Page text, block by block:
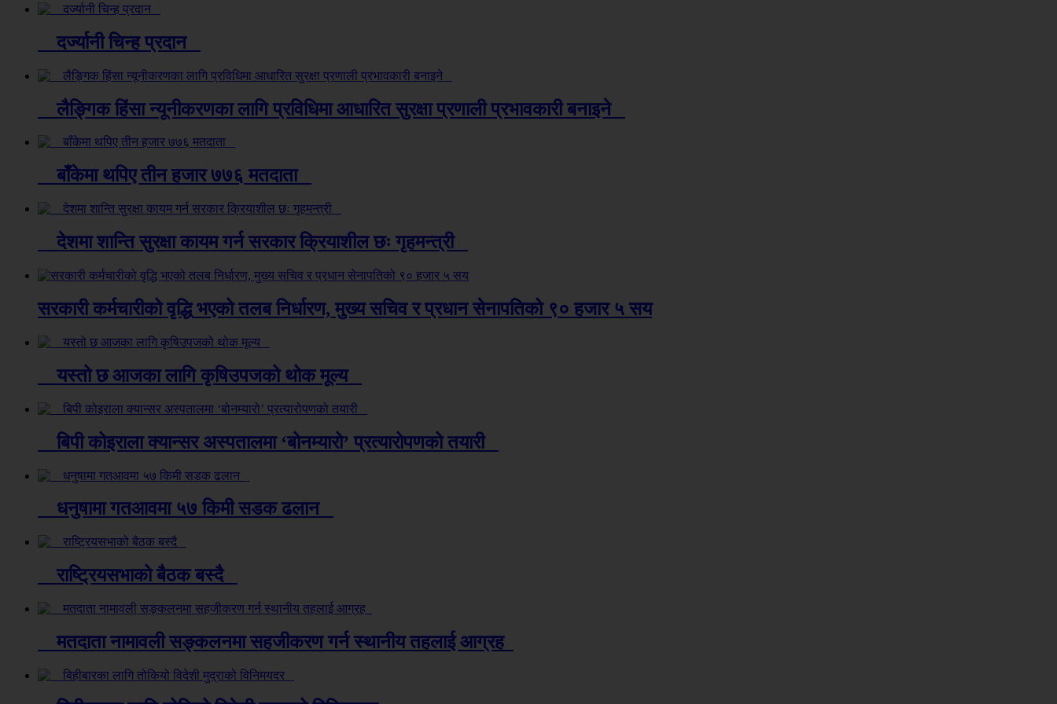
दर्ज्यानी चिन्ह प्रदान
लैङ्गिक हिंसा न्यूनीकरणका लागि प्रविधिमा आधारित सुरक्षा प्रणाली प्रभावकारी बनाइने
बाँकेमा थपिए तीन हजार ७७६ मतदाता
देशमा शान्ति सुरक्षा कायम गर्न सरकार क्रियाशील छः गृहमन्त्री
सरकारी कर्मचारीको वृद्धि भएको तलब निर्धारण, मुख्य सचिव र प्रधान सेनापतिको ९० हजार ५ सय
यस्तो छ आजका लागि कृषिउपजको थोक मूल्य
बिपी कोइराला क्यान्सर अस्पतालमा ‘बोनम्यारो’ प्रत्यारोपणको तयारी
धनुषामा गतआवमा ५७ किमी सडक ढलान
राष्ट्रियसभाको बैठक बस्दै
मतदाता नामावली सङ्कलनमा सहजीकरण गर्न स्थानीय तहलाई आग्रह